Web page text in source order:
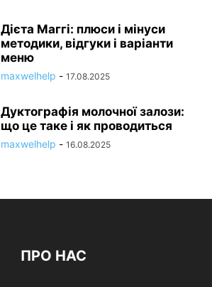
Дієта Маггі: плюси і мінуси
методики, відгуки і варіанти
меню
maxwelhelp - 17.08.2025
Дуктографія молочної залози:
що це таке і як проводиться
maxwelhelp - 16.08.2025
ПРО НАС